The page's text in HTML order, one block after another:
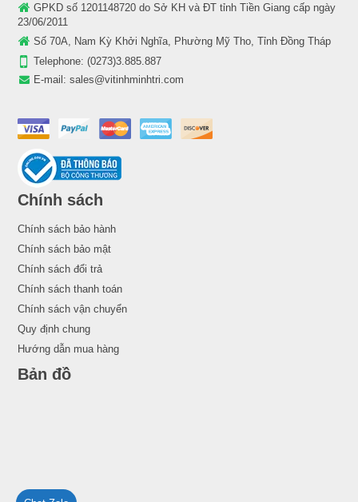
GPKD số 1201148720 do Sở KH và ĐT tỉnh Tiền Giang cấp ngày
23/06/2011
Số 70A, Nam Kỳ Khởi Nghĩa, Phường Mỹ Tho, Tỉnh Đồng Tháp
Telephone: (0273)3.885.887
E-mail: sales@vitinhminhtri.com
Chính sách
Chính sách bảo hành
Chính sách bảo mật
Chính sách đổi trả
Chính sách thanh toán
Chính sách vận chuyển
Quy định chung
Hướng dẫn mua hàng
Bản đồ